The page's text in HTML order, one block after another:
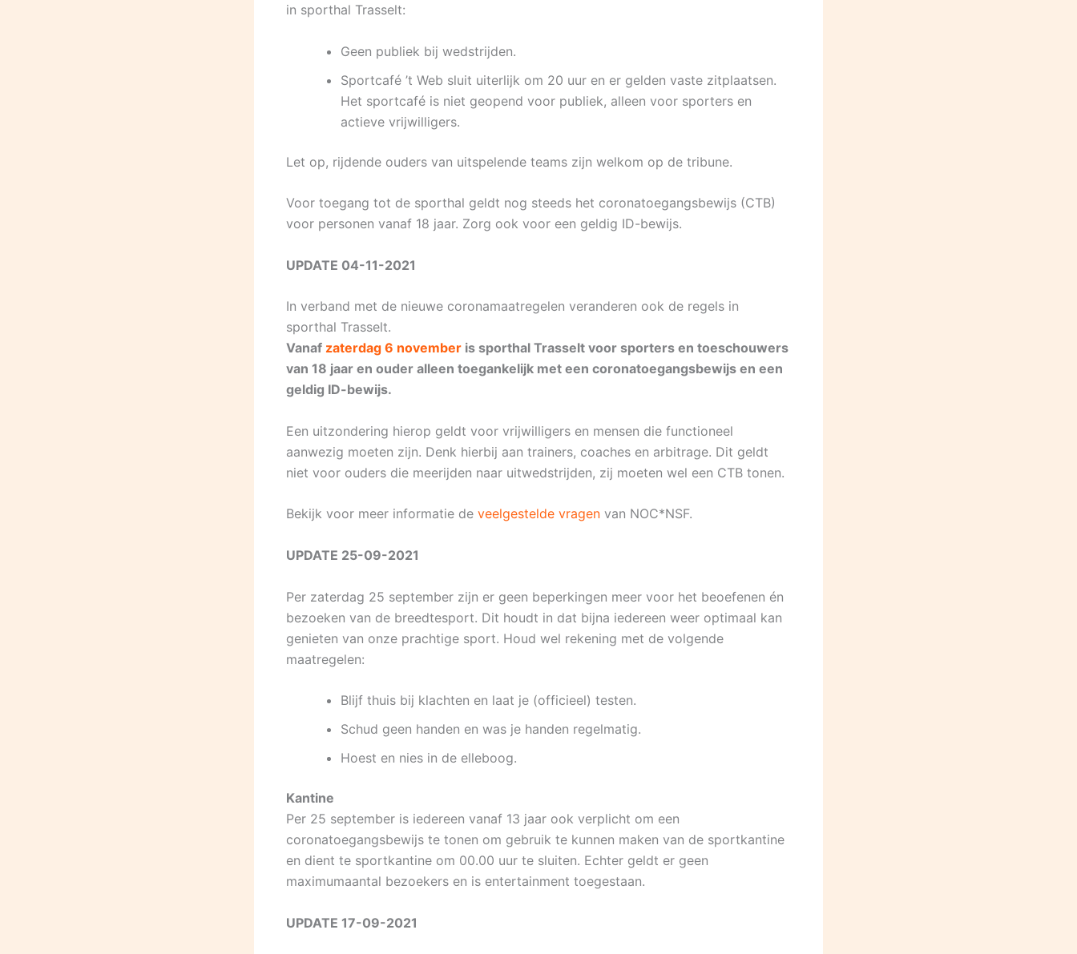
in sporthal Trasselt:
Geen publiek bij wedstrijden.
Sportcafé ’t Web sluit uiterlijk om 20 uur en er gelden vaste zitplaatsen.
Het sportcafé is niet geopend voor publiek, alleen voor sporters en
actieve vrijwilligers.
Let op, rijdende ouders van uitspelende teams zijn welkom op de tribune.
Voor toegang tot de sporthal geldt nog steeds het coronatoegangsbewijs (CTB)
voor personen vanaf 18 jaar. Zorg ook voor een geldig ID-bewijs.
UPDATE 04-11-2021
In verband met de nieuwe coronamaatregelen veranderen ook de regels in
sporthal Trasselt.
Vanaf zaterdag 6 november is sporthal Trasselt voor sporters en toeschouwers
van 18 jaar en ouder alleen toegankelijk met een coronatoegangsbewijs en een
geldig ID-bewijs.
Een uitzondering hierop geldt voor vrijwilligers en mensen die functioneel
aanwezig moeten zijn. Denk hierbij aan trainers, coaches en arbitrage. Dit geldt
niet voor ouders die meerijden naar uitwedstrijden, zij moeten wel een CTB tonen.
Bekijk voor meer informatie de veelgestelde vragen van NOC*NSF.
UPDATE 25-09-2021
Per zaterdag 25 september zijn er geen beperkingen meer voor het beoefenen én
bezoeken van de breedtesport. Dit houdt in dat bijna iedereen weer optimaal kan
genieten van onze prachtige sport. Houd wel rekening met de volgende
maatregelen:
Blijf thuis bij klachten en laat je (officieel) testen.
Schud geen handen en was je handen regelmatig.
Hoest en nies in de elleboog.
Kantine
Per 25 september is iedereen vanaf 13 jaar ook verplicht om een
coronatoegangsbewijs te tonen om gebruik te kunnen maken van de sportkantine
en dient te sportkantine om 00.00 uur te sluiten. Echter geldt er geen
maximumaantal bezoekers en is entertainment toegestaan.
UPDATE 17-09-2021